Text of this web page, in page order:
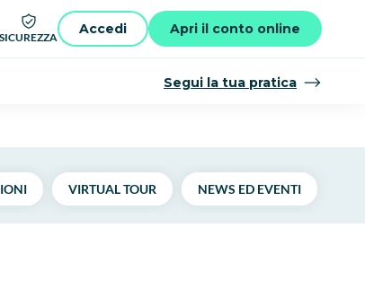
SICUREZZA
Accedi Apri il conto online
Segui la tua pratica
VIRTUAL TOUR NEWS ED EVENTI